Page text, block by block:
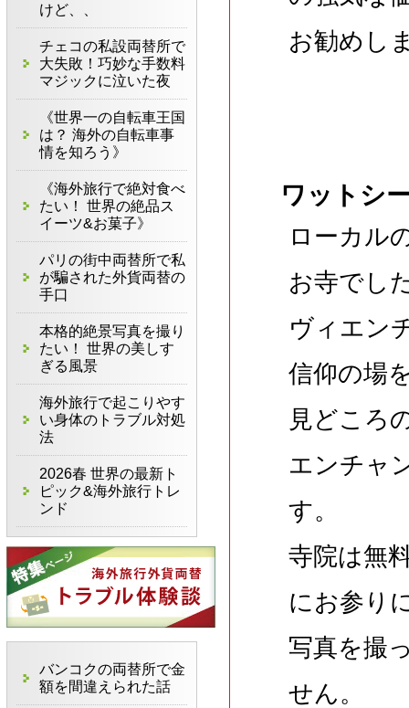
お勧めし
ワットシ
ローカル
お寺でし
ヴィエン
信仰の場
見どころ
エンチャ
す。
寺院は無
にお参り
写真を撮
せん。
けど、、
チェコの私設両替所で
大失敗！巧妙な手数料
マジックに泣いた夜
《世界一の自転車王国
は？ 海外の自転車事
情を知ろう》
《海外旅行で絶対食べ
たい！ 世界の絶品ス
イーツ&お菓子》
パリの街中両替所で私
が騙された外貨両替の
手口
本格的絶景写真を撮り
たい！ 世界の美しす
ぎる風景
海外旅行で起こりやす
い身体のトラブル対処
法
2026春 世界の最新ト
ピック&海外旅行トレ
ンド
バンコクの両替所で金
額を間違えられた話